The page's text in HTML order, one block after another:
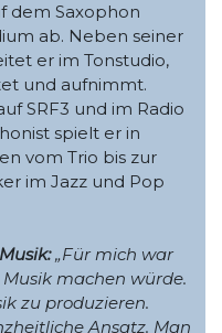
dem Saxophon
ab. Neben seiner
er im Tonstudio,
und aufnimmt.
SRF3 und im Radio
spielt er in
vom Trio bis zur
im Jazz und Pop
„Für mich war
machen würde.
zu produzieren.
Ansatz. Man